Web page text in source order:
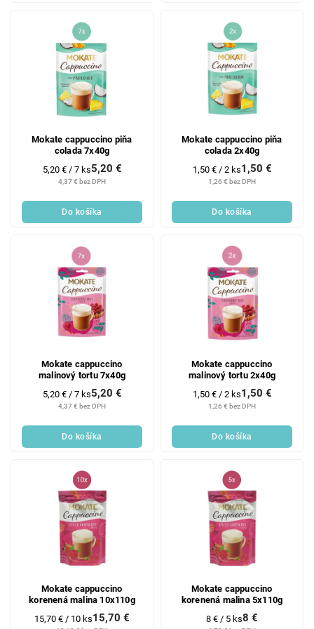
Mokate cappuccino piňa
colada 7x40g
4,37 € bez DPH
5,20 €
Jednotková
cena:
5,20 € / 7 ks
Do košíka
Mokate cappuccino piňa
colada 2x40g
1,26 € bez DPH
1,50 €
Jednotková
cena:
1,50 € / 2 ks
Do košíka
Mokate cappuccino
malinový tortu 7x40g
4,37 € bez DPH
5,20 €
Jednotková
cena:
5,20 € / 7 ks
Do košíka
Mokate cappuccino
malinový tortu 2x40g
1,26 € bez DPH
1,50 €
Jednotková
cena:
1,50 € / 2 ks
Do košíka
Mokate cappuccino
korenená malina 10x110g
15,70 €
Jednotková
15,70 € / 10 ks
Mokate cappuccino
korenená malina 5x110g
8 €
Jednotková
8 € / 5 ks